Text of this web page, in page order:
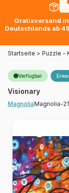
Gratisversand
Deutschlands ab
Startseite > Puzzle -
Verfügbar
Visionary
MagnoliaMagnolia-